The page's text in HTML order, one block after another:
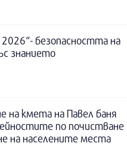
безопасността на
знанието
на кмета на Павел баня
по почистване
на населените места